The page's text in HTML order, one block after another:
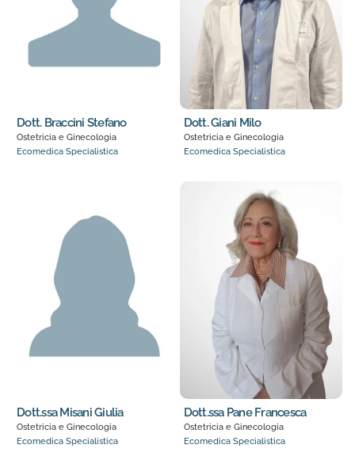
Dott. Braccini Stefano
Ostetricia e Ginecologia
Ecomedica Specialistica
Dott. Giani Milo
Ostetricia e Ginecologia
Ecomedica Specialistica
Dott.ssa Misani Giulia
Ostetricia e Ginecologia
Ecomedica Specialistica
Dott.ssa Pane Francesca
Ostetricia e Ginecologia
Ecomedica Specialistica